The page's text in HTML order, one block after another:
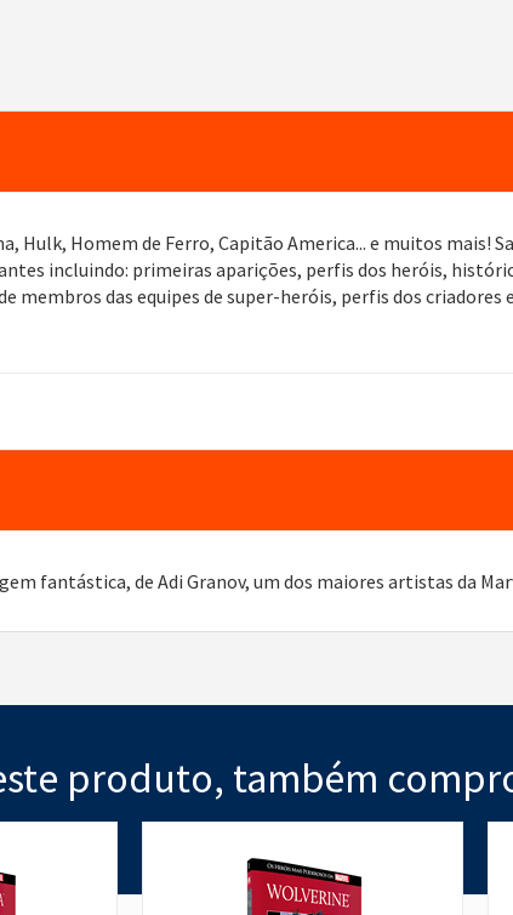
Hulk, Homem de Ferro, Capitão America... e muitos mais!
incluindo: primeiras aparições, perfis dos heróis,
das equipes de super-heróis, perfis dos criadores
fantástica, de Adi Granov, um dos maiores artistas da
produto, também